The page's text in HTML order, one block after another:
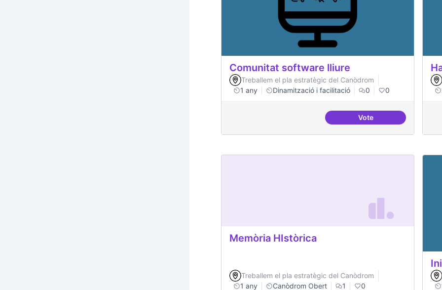
Comunitat software lliure
Treballem el pla estratègic del Canòdrom
1 any
Dinamització i facilitació 0 0
VoteComunitat software
Memòria HIstòrica
Treballem el pla estratègic del Canòdrom
1 any
Canòdrom Obert 1 0